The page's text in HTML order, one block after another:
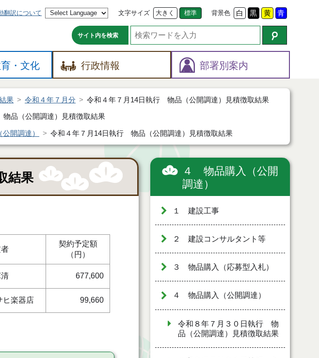
翻訳について 文字サイズ 大きく 標準 背景色 白 黒 黄 青
サイト内を検索
・文化 行政情報 部署別案内
果 令和４年７月分 令和４年７月14日執行 物品（公開調達）見積徴取結果
品（公開調達）見積徴取結果
開調達） 令和４年７月14日執行 物品（公開調達）見積徴取結果
結果
契約予定額
（円）
677,600
ヒ楽器店 99,660
４ 物品購入（公開
調達）
１ 建設工事
２ 建設コンサルタント等
３ 物品購入（応募型入札）
４ 物品購入（公開調達）
令和８年７月３０日執行 物
品（公開調達）見積徴取結果